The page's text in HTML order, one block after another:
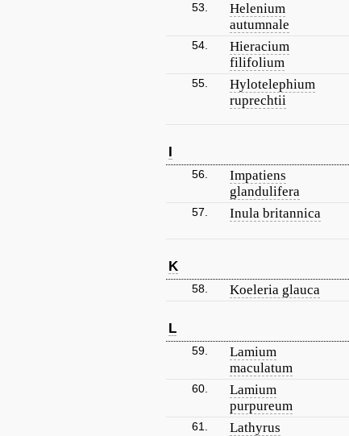
53.
Helenium
autumnale
54.
Hieracium
filifolium
55.
Hylotelephium
ruprechtii
I
56.
Impatiens
glandulifera
57. Inula britannica
K
58. Koeleria glauca
L
59.
Lamium
maculatum
60.
Lamium
purpureum
61. Lathyrus